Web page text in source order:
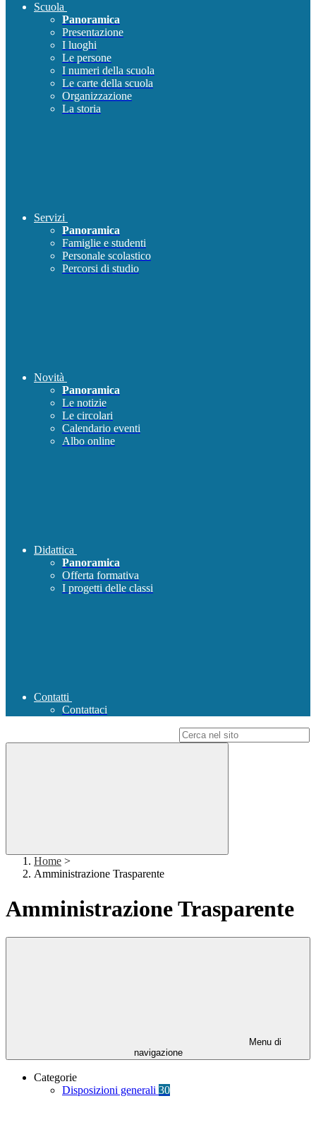
Scuola
Panoramica
Presentazione
I luoghi
Le persone
I numeri della scuola
Le carte della scuola
Organizzazione
La storia
Servizi
Panoramica
Famiglie e studenti
Personale scolastico
Percorsi di studio
Novità
Panoramica
Le notizie
Le circolari
Calendario eventi
Albo online
Didattica
Panoramica
Offerta formativa
I progetti delle classi
Contatti
Contattaci
Home >
Amministrazione Trasparente
Amministrazione Trasparente
Menu di
navigazione
Categorie
Disposizioni generali 30